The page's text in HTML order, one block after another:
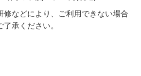
などにより、ご利用できない場合
承ください。